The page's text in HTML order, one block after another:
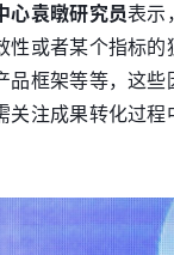
心袁暾研究员表示
性或者某个指标的
品框架等等，这些
关注成果转化过程